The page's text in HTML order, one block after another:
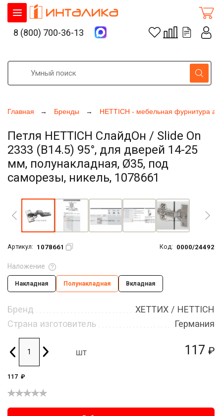
Главная Бренды HETTICH - мебельная фурнитура
Петля HETTICH СлайдОн / Slide On
2333 (B14.5) 95°, для дверей 14-25
мм, полунакладная, Ø35, под
саморезы, никель, 1078661
Артикул: 1078661 Код: 0000/24492
117 ₽
Наложение
Накладная Полунакладная Вкладная
Бренд
ХЕТТИХ / HETTICH
Страна изготовитель
Германия
шт
117 ₽
8 (800) 700-36-13